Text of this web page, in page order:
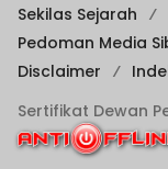
Sekilas Sejarah
Pedoman Media
Disclaimer
Sertifikat Dewan